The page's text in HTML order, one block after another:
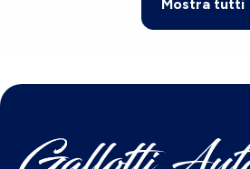
Mostra tutti